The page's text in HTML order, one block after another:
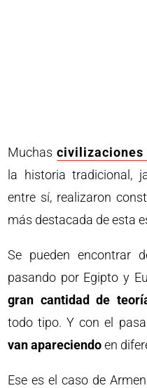
Muchascivilizaciones
la historia tradicional,
entre sí, realizaron
más destacada de esta
Se pueden encontrar
pasando por Egipto y
gran cantidad de
todo tipo. Y con el
van apareciendoen
Ese es el caso de